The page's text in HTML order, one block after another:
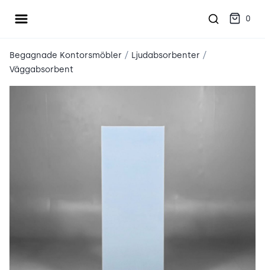
Öppna meny 0
Begagnade Kontorsmöbler / Ljudabsorbenter /
Väggabsorbent